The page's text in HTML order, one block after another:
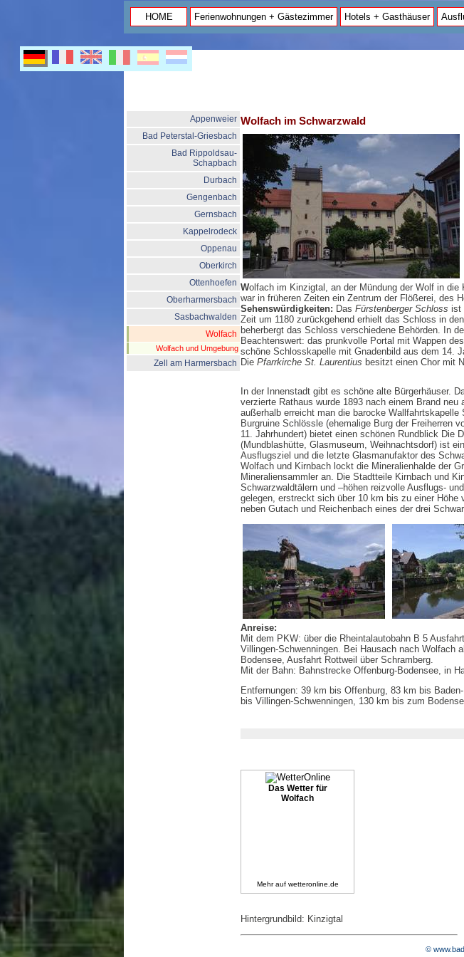
HOME Ferienwohnungen + Gästezimmer Hotels + Gasthäuser
Appenweier
Bad Peterstal-Griesbach
Bad Rippoldsau-
Schapbach
Durbach
Gengenbach
Gernsbach
Kappelrodeck
Oppenau
Oberkirch
Ottenhoefen
Oberharmersbach
Sasbachwalden
Wolfach
Wolfach und Umgebung
Zell am Harmersbach
Wolfach im Schwarzwald
Wolfach im Kinzigtal, an der Mündung der Wolf in
war in früheren Zeiten ein Zentrum der Flößerei, des
Sehenswürdigkeiten: Das Fürstenberger Schloss ist
Zeit um 1180 zurückgehend erhielt das Schloss in
beherbergt das Schloss verschiedene Behörden. In
Beachtenswert: das prunkvolle Portal mit Wappen
schöne Schlosskapelle mit Gnadenbild aus dem 14.
Die Pfarrkirche St. Laurentius besitzt einen Chor mit
In der Innenstadt gibt es schöne alte Bürgerhäuser.
verzierte Rathaus wurde 1893 nach einem Brand neu
außerhalb erreicht man die barocke Wallfahrtskapelle
Burgruine Schlössle (ehemalige Burg der Freiherren
11. Jahrhundert) bietet einen schönen Rundblick Die
(Mundblashütte, Glasmuseum, Weihnachtsdorf) ist
Ausflugsziel und die letzte Glasmanufaktor des
Wolfach und Kirnbach lockt die Mineralienhalde der
Mineraliensammler an. Die Stadtteile Kirnbach und
Schwarzwaldtälern und –höhen reizvolle Ausflugs-
gelegen, erstreckt sich über 10 km bis zu einer
neben Gutach und Reichenbach eines der drei
Anreise:
Mit dem PKW: über die Rheintalautobahn B 5
Villingen-Schwenningen. Bei Hausach nach Wolfach
Bodensee, Ausfahrt Rottweil über Schramberg.
Mit der Bahn: Bahnstrecke Offenburg-Bodensee, in
Entfernungen: 39 km bis Offenburg, 83 km bis
bis Villingen-Schwenningen, 130 km bis zum
Das Wetter für
Wolfach
Mehr auf wetteronline.de
Hintergrundbild: Kinzigtal
©